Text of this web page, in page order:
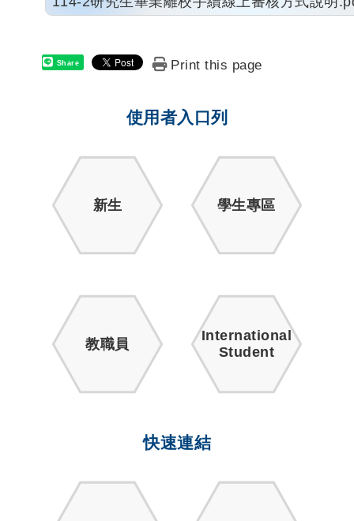
Share Print this page
使用者入口列
新生 學生專區
教職員
International
Student
快速連結